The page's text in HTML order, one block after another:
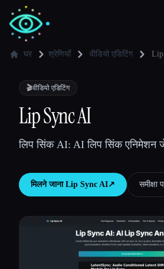
✍️लेखक
💻डेवलपर्स
टूल्स की तुलना करें
घर श्रेणियाँ वीडियो एडिटिंग Lip
🎬वीडियो एडिटिंग
Lip Sync AI
लिप सिंक AI: AI लिप सिंक एनिमेशन
मिलने जाना Lip Sync AI↗︎ समीक्षा